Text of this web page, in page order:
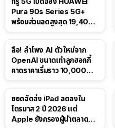
Pura 90s Series 5G+
พร้อมส่วนลดสูงสุด 19,400
ลือ! ลำโพง AI ตัวใหม่จาก
OpenAI ขนาดเท่าลูกฮอกกี้
คาดราคาเริ่มราว 10,000
ยอดจัดส่ง iPad ลดลงใน
ไตรมาส 2 ปี 2026 แต่
Apple ยังครองผู้นำตลาด